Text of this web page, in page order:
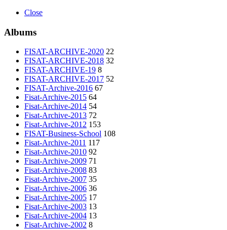
Close
Albums
FISAT-ARCHIVE-2020 22
FISAT-ARCHIVE-2018 32
FISAT-ARCHIVE-19 8
FISAT-ARCHIVE-2017 52
FISAT-Archive-2016 67
Fisat-Archive-2015 64
Fisat-Archive-2014 54
Fisat-Archive-2013 72
Fisat-Archive-2012 153
FISAT-Business-School 108
Fisat-Archive-2011 117
Fisat-Archive-2010 92
Fisat-Archive-2009 71
Fisat-Archive-2008 83
Fisat-Archive-2007 35
Fisat-Archive-2006 36
Fisat-Archive-2005 17
Fisat-Archive-2003 13
Fisat-Archive-2004 13
Fisat-Archive-2002 8